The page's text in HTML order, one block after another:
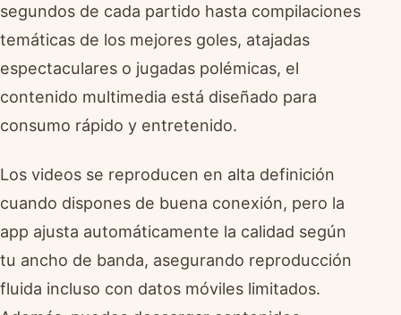
segundos de cada partido hasta compilaciones
temáticas de los mejores goles, atajadas
espectaculares o jugadas polémicas, el
contenido multimedia está diseñado para
consumo rápido y entretenido.
Los videos se reproducen en alta definición
cuando dispones de buena conexión, pero la
app ajusta automáticamente la calidad según
tu ancho de banda, asegurando reproducción
fluida incluso con datos móviles limitados.